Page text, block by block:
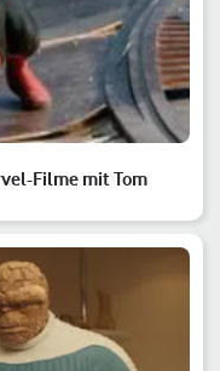
Filme mit Tom